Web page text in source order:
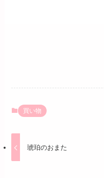
買い物
琥珀のおまた